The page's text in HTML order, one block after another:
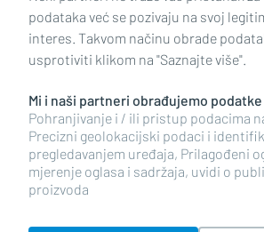
RUBRIKE
BRODSKO-POSAVSKA ŽUPANIJA
POŽEŠKO-SLAVONSKA ŽUPANIJA
podataka već se pozivaju na svoj
interes. Takvom načinu obrade
usprotiviti klikom na "Saznajte više".
Mi i naši partneri obrađujemo
Pohranjivanje i / ili pristup podacima
Precizni geolokacijski podaci i
pregledavanjem uređaja, Prilagođeni
mjerenje oglasa i sadržaja, uvidi o
proizvoda